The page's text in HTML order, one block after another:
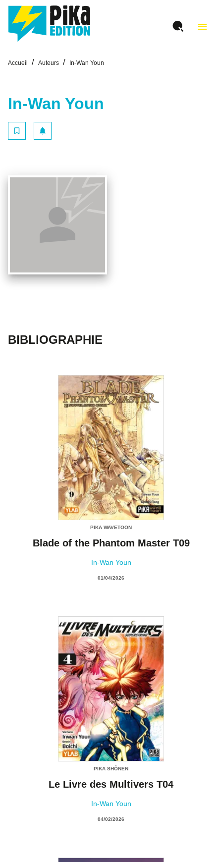
MENU RECHERCHE
PIED DE PAGE
menu
Accueil / Auteurs / In-Wan Youn
In-Wan Youn
bookmark_border notifications
BIBLIOGRAPHIE
PIKA WAVETOON
Blade of the Phantom Master T09
In-Wan Youn
01/04/2026
PIKA SHÔNEN
Le Livre des Multivers T04
In-Wan Youn
04/02/2026